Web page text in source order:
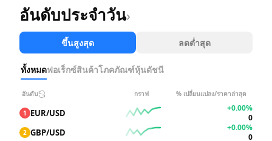
อันดับประจำวัน›
ขึ้นสูงสุด ลดต่ำสุด
ทั้งหมดฟอเร็กซ์สินค้าโภคภัณฑ์หุ้นดัชนี
อันดับ กราฟ % เปลี่ยนแปลง/ราคาล่าสุด
1 EUR/USD
+0.00%
0
2 GBP/USD
+0.00%
0